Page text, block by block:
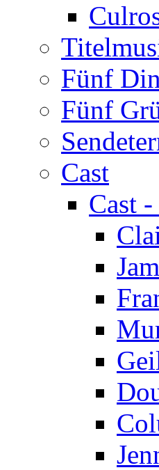
Fünf
Fünf
Cast
Cast